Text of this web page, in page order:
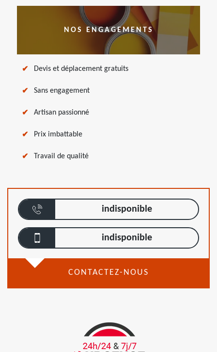
NOS ENGAGEMENTS
Devis et déplacement gratuits
Sans engagement
Artisan passionné
Prix imbattable
Travail de qualité
indisponible
indisponible
CONTACTEZ-NOUS